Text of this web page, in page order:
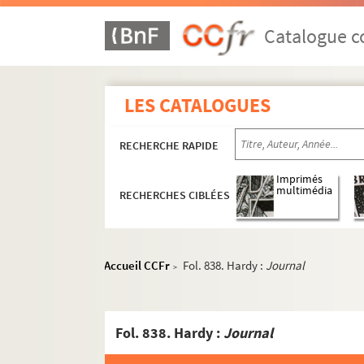
Catalogue
LES CATALOGUES
RECHERCHE RAPIDE
RECHERCHES CIBLÉES
Imprimés
multimédia
Accueil CCFr > Fol. 838. Hardy : Journal
Fol. 838. Hardy : Journal